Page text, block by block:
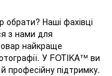
обрати? Наші фахівці
з нами для
найкраще
У FOTIKA™ ви
професійну підтримку.